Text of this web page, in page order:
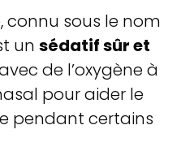
connu sous le nom
un sédatif sûr et
de l’oxygène à
pour aider le
pendant certains